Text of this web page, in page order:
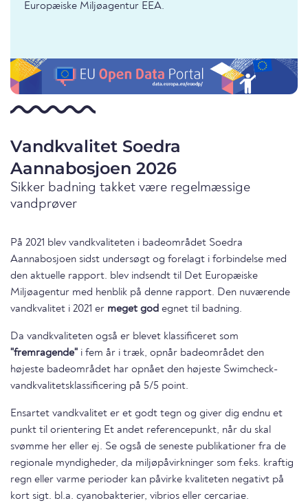
Europæiske Miljøagentur EEA.
Vandkvalitet Soedra
Aannabosjoen 2026
Sikker badning takket være regelmæssige
vandprøver
På 2021 blev vandkvaliteten i badeområdet Soedra
Aannabosjoen sidst undersøgt og forelagt i forbindelse med
den aktuelle rapport. blev indsendt til Det Europæiske
Miljøagentur med henblik på denne rapport. Den nuværende
vandkvalitet i 2021 er meget god egnet til badning.
Da vandkvaliteten også er blevet klassificeret som
"fremragende" i fem år i træk, opnår badeområdet den
højeste badeområdet har opnået den højeste Swimcheck-
vandkvalitetsklassificering på 5/5 point.
Ensartet vandkvalitet er et godt tegn og giver dig endnu et
punkt til orientering Et andet referencepunkt, når du skal
svømme her eller ej. Se også de seneste publikationer fra de
regionale myndigheder, da miljøpåvirkninger som f.eks. kraftig
regn eller varme perioder kan påvirke kvaliteten negativt på
kort sigt. bl.a. cyanobakterier, vibrios eller cercariae.